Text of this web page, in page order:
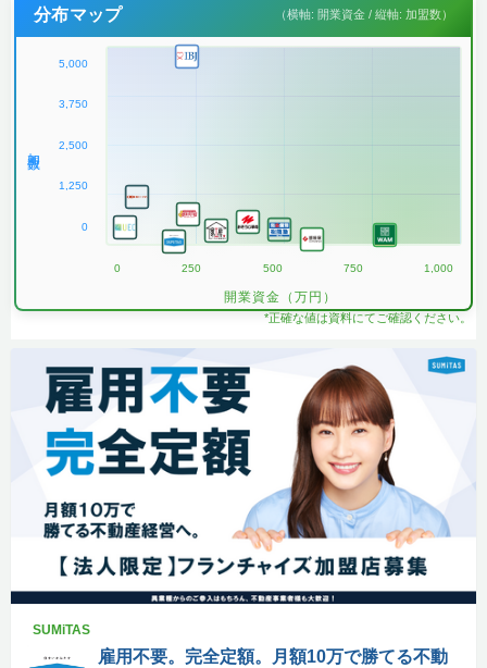
分布マップ （横軸: 開業資金 / 縦軸: 加盟数）
5,000
3,750
2,500
1,250
0
0 250 500 750 1,000
開業資金（万円）
*正確な値は資料にてご確認ください。
SUMiTAS
雇用不要。完全定額。月額10万で勝てる不動